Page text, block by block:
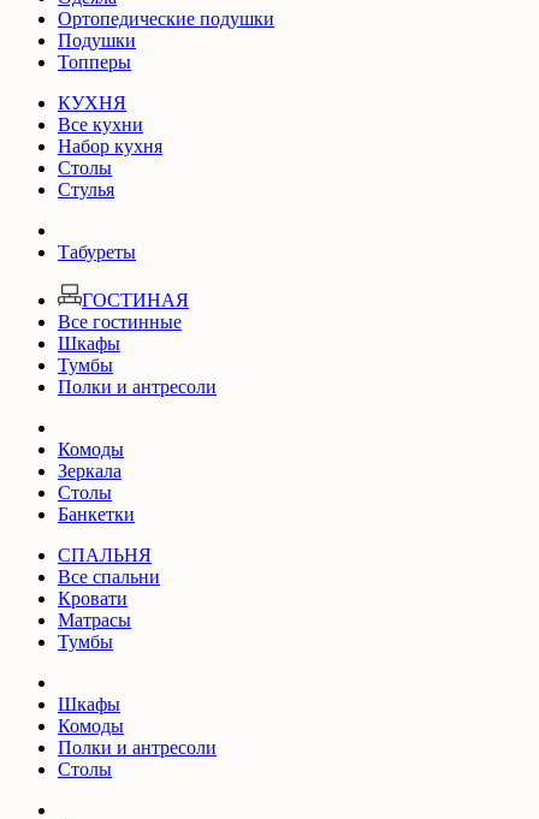
Ортопедические подушки
Подушки
Топперы
КУХНЯ
Все кухни
Набор кухня
Столы
Стулья
Табуреты
ГОСТИНАЯ
Все гостинные
Шкафы
Тумбы
Полки и антресоли
Комоды
Зеркала
Столы
Банкетки
СПАЛЬНЯ
Все спальни
Кровати
Матрасы
Тумбы
Шкафы
Комоды
Полки и антресоли
Столы